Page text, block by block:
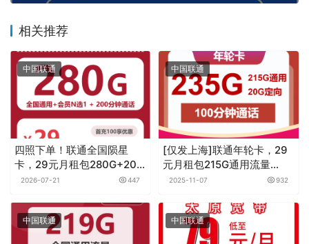
相关推荐
中国联通
四照下单！联通全国陨星
卡，29元月租包280G+200
分钟+会员
2026-07-21 447
中国联通
[仅发上海]联通年轮卡，29
元月租包215G通用流量
+20G定向流量+100分钟
2025-11-07 932
中国联通 中国联通